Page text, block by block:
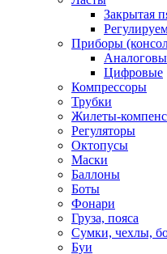
Закрытая
Приборы
Цифровые
Компрессоры
Трубки
Жилеты-
Регуляторы
Октопусы
Маски
Баллоны
Боты
Фонари
Груза, пояса
Сумки, чехлы,
Буи